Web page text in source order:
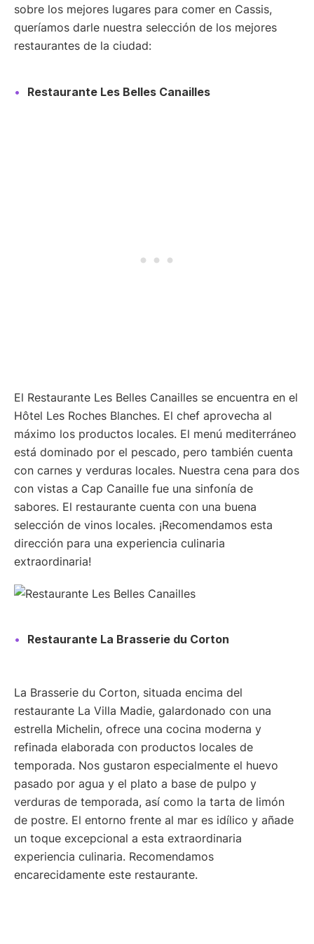
sobre los mejores lugares para comer en Cassis,
queríamos darle nuestra selección de los mejores
restaurantes de la ciudad:
Restaurante Les Belles Canailles
El Restaurante Les Belles Canailles se encuentra en el
Hôtel Les Roches Blanches. El chef aprovecha al
máximo los productos locales. El menú mediterráneo
está dominado por el pescado, pero también cuenta
con carnes y verduras locales. Nuestra cena para dos
con vistas a Cap Canaille fue una sinfonía de
sabores. El restaurante cuenta con una buena
selección de vinos locales. ¡Recomendamos esta
dirección para una experiencia culinaria
extraordinaria!
Restaurante La Brasserie du Corton
La Brasserie du Corton, situada encima del
restaurante La Villa Madie, galardonado con una
estrella Michelin, ofrece una cocina moderna y
refinada elaborada con productos locales de
temporada. Nos gustaron especialmente el huevo
pasado por agua y el plato a base de pulpo y
verduras de temporada, así como la tarta de limón
de postre. El entorno frente al mar es idílico y añade
un toque excepcional a esta extraordinaria
experiencia culinaria. Recomendamos
encarecidamente este restaurante.